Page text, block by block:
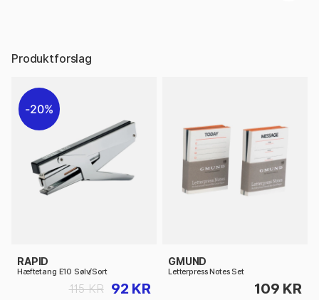
Produktforslag
20%
RAPID
Hæftetang E10 Sølv/Sort
92 KR
115 KR
GMUND
Letterpress Notes Set
109 KR